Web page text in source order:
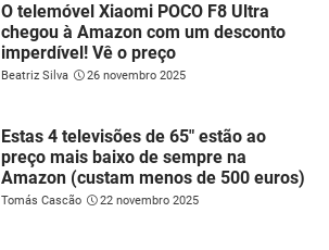
O telemóvel Xiaomi POCO F8 Ultra
chegou à Amazon com um desconto
imperdível! Vê o preço
Beatriz Silva 26 novembro 2025
Estas 4 televisões de 65" estão ao
preço mais baixo de sempre na
Amazon (custam menos de 500 euros)
Tomás Cascão 22 novembro 2025